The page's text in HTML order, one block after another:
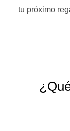
tu próximo